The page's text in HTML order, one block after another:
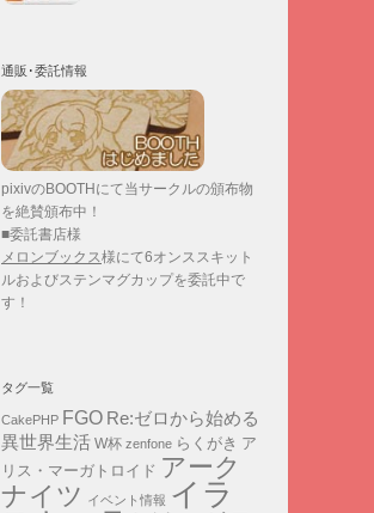
通販･委託情報
pixivのBOOTHにて当サークルの頒布物
を絶賛頒布中！
■委託書店様
メロンブックス様にて6オンススキット
ルおよびステンマグカップを委託中で
す！
タグ一覧
CakePHP FGO Re:ゼロから始める
異世界生活 W杯 zenfone らくがき ア
リス・マーガトロイド アーク
ナイツ イベント情報 イラ